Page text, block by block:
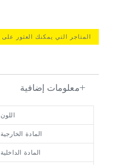
المتاجر التي يمكنك العثور على
معلومات إضافية
اللون
المادة الخارجية
المادة الداخلية